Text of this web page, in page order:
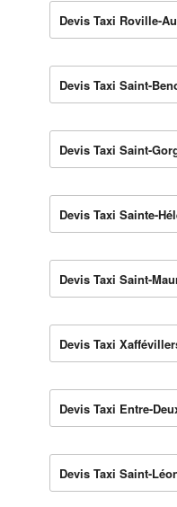
Devis Taxi Roville-
Devis Taxi Saint-
Devis Taxi Saint-
Devis Taxi Sainte-
Devis Taxi Saint-
Devis Taxi
Devis Taxi Entre-
Devis Taxi Saint-